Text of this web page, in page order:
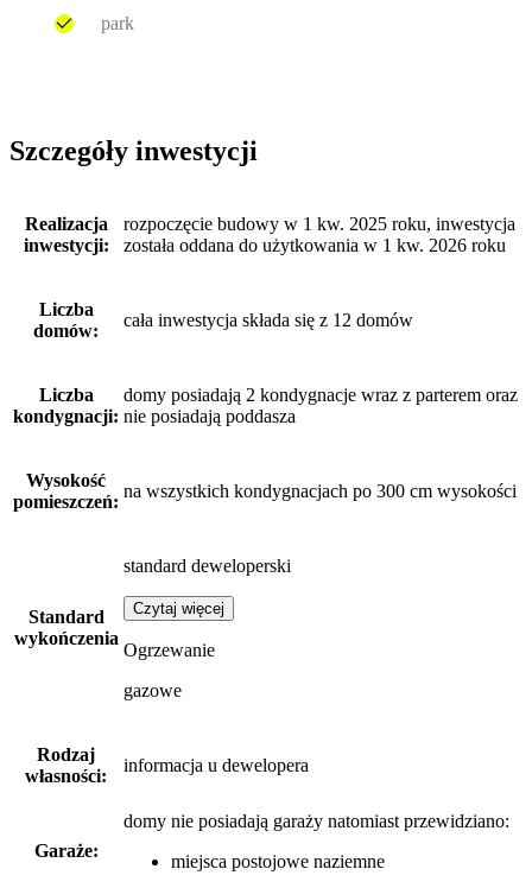
park
Szczegóły inwestycji
Realizacja
inwestycji:
rozpoczęcie budowy w 1 kw. 2025 roku, inwestycja
została oddana do użytkowania w 1 kw. 2026 roku
Liczba
domów:
cała inwestycja składa się z 12 domów
Liczba
kondygnacji:
domy posiadają 2 kondygnacje wraz z parterem oraz
nie posiadają poddasza
Wysokość
pomieszczeń:
na wszystkich kondygnacjach po 300 cm wysokości
Standard
wykończenia
standard deweloperski
Czytaj więcej
Ogrzewanie
gazowe
Rodzaj
własności:
informacja u dewelopera
Garaże:
domy nie posiadają garaży natomiast przewidziano:
miejsca postojowe naziemne